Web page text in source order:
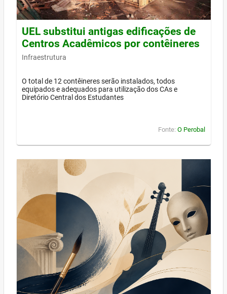
UEL substitui antigas edificações de
Centros Acadêmicos por contêineres
Infraestrutura
O total de 12 contêineres serão instalados, todos
equipados e adequados para utilização dos CAs e
Diretório Central dos Estudantes
Fonte: O Perobal